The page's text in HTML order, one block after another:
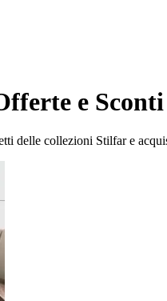
e Sconti
delle collezioni Stilfar e